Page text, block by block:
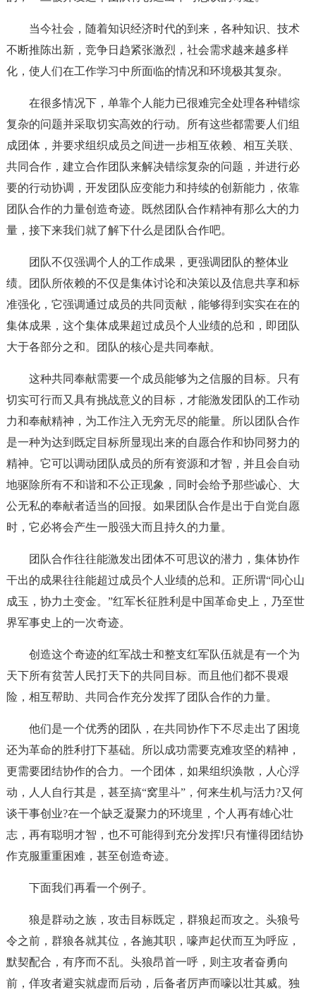
当今社会，随着知识经济时代的到来，各种知识、技术
不断推陈出新，竞争日趋紧张激烈，社会需求越来越多样
化，使人们在工作学习中所面临的情况和环境极其复杂。
在很多情况下，单靠个人能力已很难完全处理各种错综
复杂的问题并采取切实高效的行动。所有这些都需要人们组
成团体，并要求组织成员之间进一步相互依赖、相互关联、
共同合作，建立合作团队来解决错综复杂的问题，并进行必
要的行动协调，开发团队应变能力和持续的创新能力，依靠
团队合作的力量创造奇迹。既然团队合作精神有那么大的力
量，接下来我们就了解下什么是团队合作吧。
团队不仅强调个人的工作成果，更强调团队的整体业
绩。团队所依赖的不仅是集体讨论和决策以及信息共享和标
准强化，它强调通过成员的共同贡献，能够得到实实在在的
集体成果，这个集体成果超过成员个人业绩的总和，即团队
大于各部分之和。团队的核心是共同奉献。
这种共同奉献需要一个成员能够为之信服的目标。只有
切实可行而又具有挑战意义的目标，才能激发团队的工作动
力和奉献精神，为工作注入无穷无尽的能量。所以团队合作
是一种为达到既定目标所显现出来的自愿合作和协同努力的
精神。它可以调动团队成员的所有资源和才智，并且会自动
地驱除所有不和谐和不公正现象，同时会给予那些诚心、大
公无私的奉献者适当的回报。如果团队合作是出于自觉自愿
时，它必将会产生一股强大而且持久的力量。
团队合作往往能激发出团体不可思议的潜力，集体协作
干出的成果往往能超过成员个人业绩的总和。正所谓“同心山
成玉，协力土变金。”红军长征胜利是中国革命史上，乃至世
界军事史上的一次奇迹。
创造这个奇迹的红军战士和整支红军队伍就是有一个为
天下所有贫苦人民打天下的共同目标。而且他们都不畏艰
险，相互帮助、共同合作充分发挥了团队合作的力量。
他们是一个优秀的团队，在共同协作下不尽走出了困境
还为革命的胜利打下基础。所以成功需要克难攻坚的精神，
更需要团结协作的合力。一个团体，如果组织涣散，人心浮
动，人人自行其是，甚至搞“窝里斗”，何来生机与活力?又何
谈干事创业?在一个缺乏凝聚力的环境里，个人再有雄心壮
志，再有聪明才智，也不可能得到充分发挥!只有懂得团结协
作克服重重困难，甚至创造奇迹。
下面我们再看一个例子。
狼是群动之族，攻击目标既定，群狼起而攻之。头狼号
令之前，群狼各就其位，各施其职，嚎声起伏而互为呼应，
默契配合，有序而不乱。头狼昂首一呼，则主攻者奋勇向
前，佯攻者避实就虚而后动，后备者厉声而嚎以壮其威。独